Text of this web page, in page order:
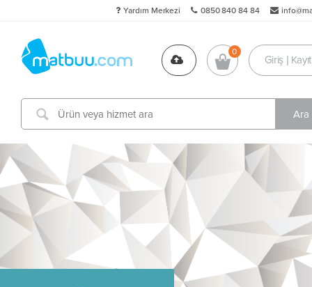
0850 840 84 84
Yardım Merkezi
Giriş | Kayıt